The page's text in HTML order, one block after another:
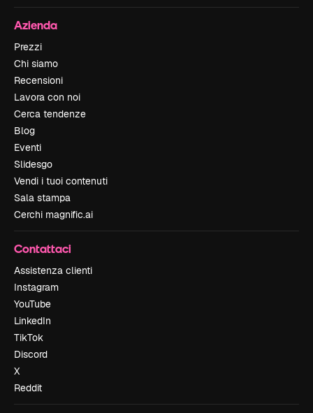
Azienda
Prezzi
Chi siamo
Recensioni
Lavora con noi
Cerca tendenze
Blog
Eventi
Slidesgo
Vendi i tuoi contenuti
Sala stampa
Cerchi magnific.ai
Contattaci
Assistenza clienti
Instagram
YouTube
LinkedIn
TikTok
Discord
X
Reddit